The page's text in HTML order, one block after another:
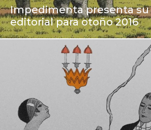
Impedimenta presenta su
editorial para otoño 2016